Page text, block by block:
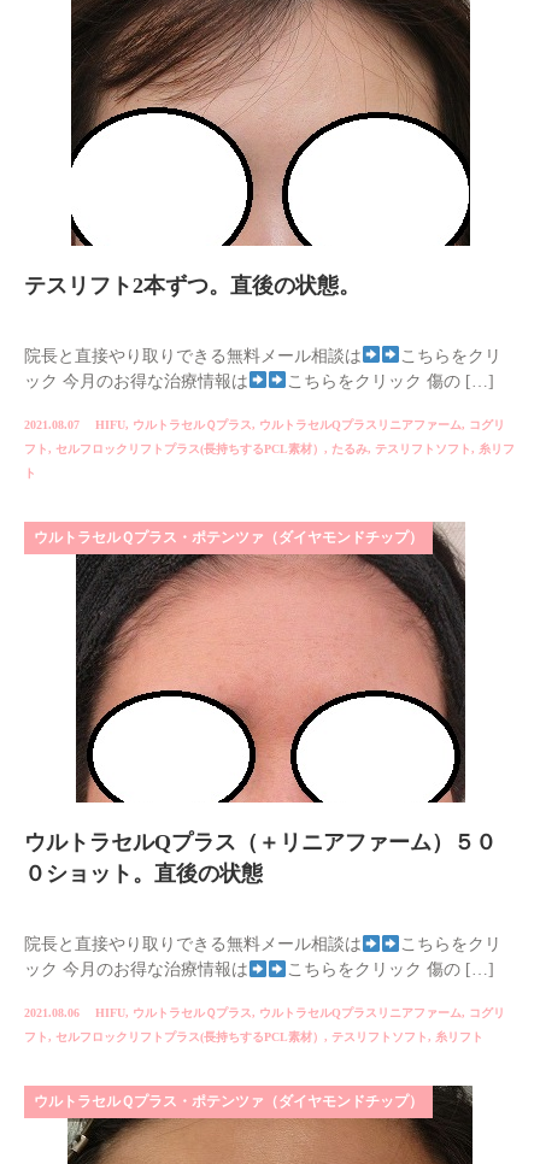
テスリフト2本ずつ。直後の状態。
院長と直接やり取りできる無料メール相談は
こちらをクリ
ック 今月のお得な治療情報は
こちらをクリック 傷の […]
2021.08.07 HIFU, ウルトラセルＱプラス, ウルトラセルQプラスリニアファーム, コグリ
フト, セルフロックリフトプラス(長持ちするPCL素材） , たるみ, テスリフトソフト, 糸リフ
ト
ウルトラセルＱプラス・ポテンツァ（ダイヤモンドチップ）
ウルトラセルQプラス（＋リニアファーム）５０
０ショット。直後の状態
院長と直接やり取りできる無料メール相談は
こちらをクリ
ック 今月のお得な治療情報は
こちらをクリック 傷の […]
2021.08.06 HIFU, ウルトラセルＱプラス, ウルトラセルQプラスリニアファーム, コグリ
フト, セルフロックリフトプラス(長持ちするPCL素材） , テスリフトソフト, 糸リフト
ウルトラセルＱプラス・ポテンツァ（ダイヤモンドチップ）